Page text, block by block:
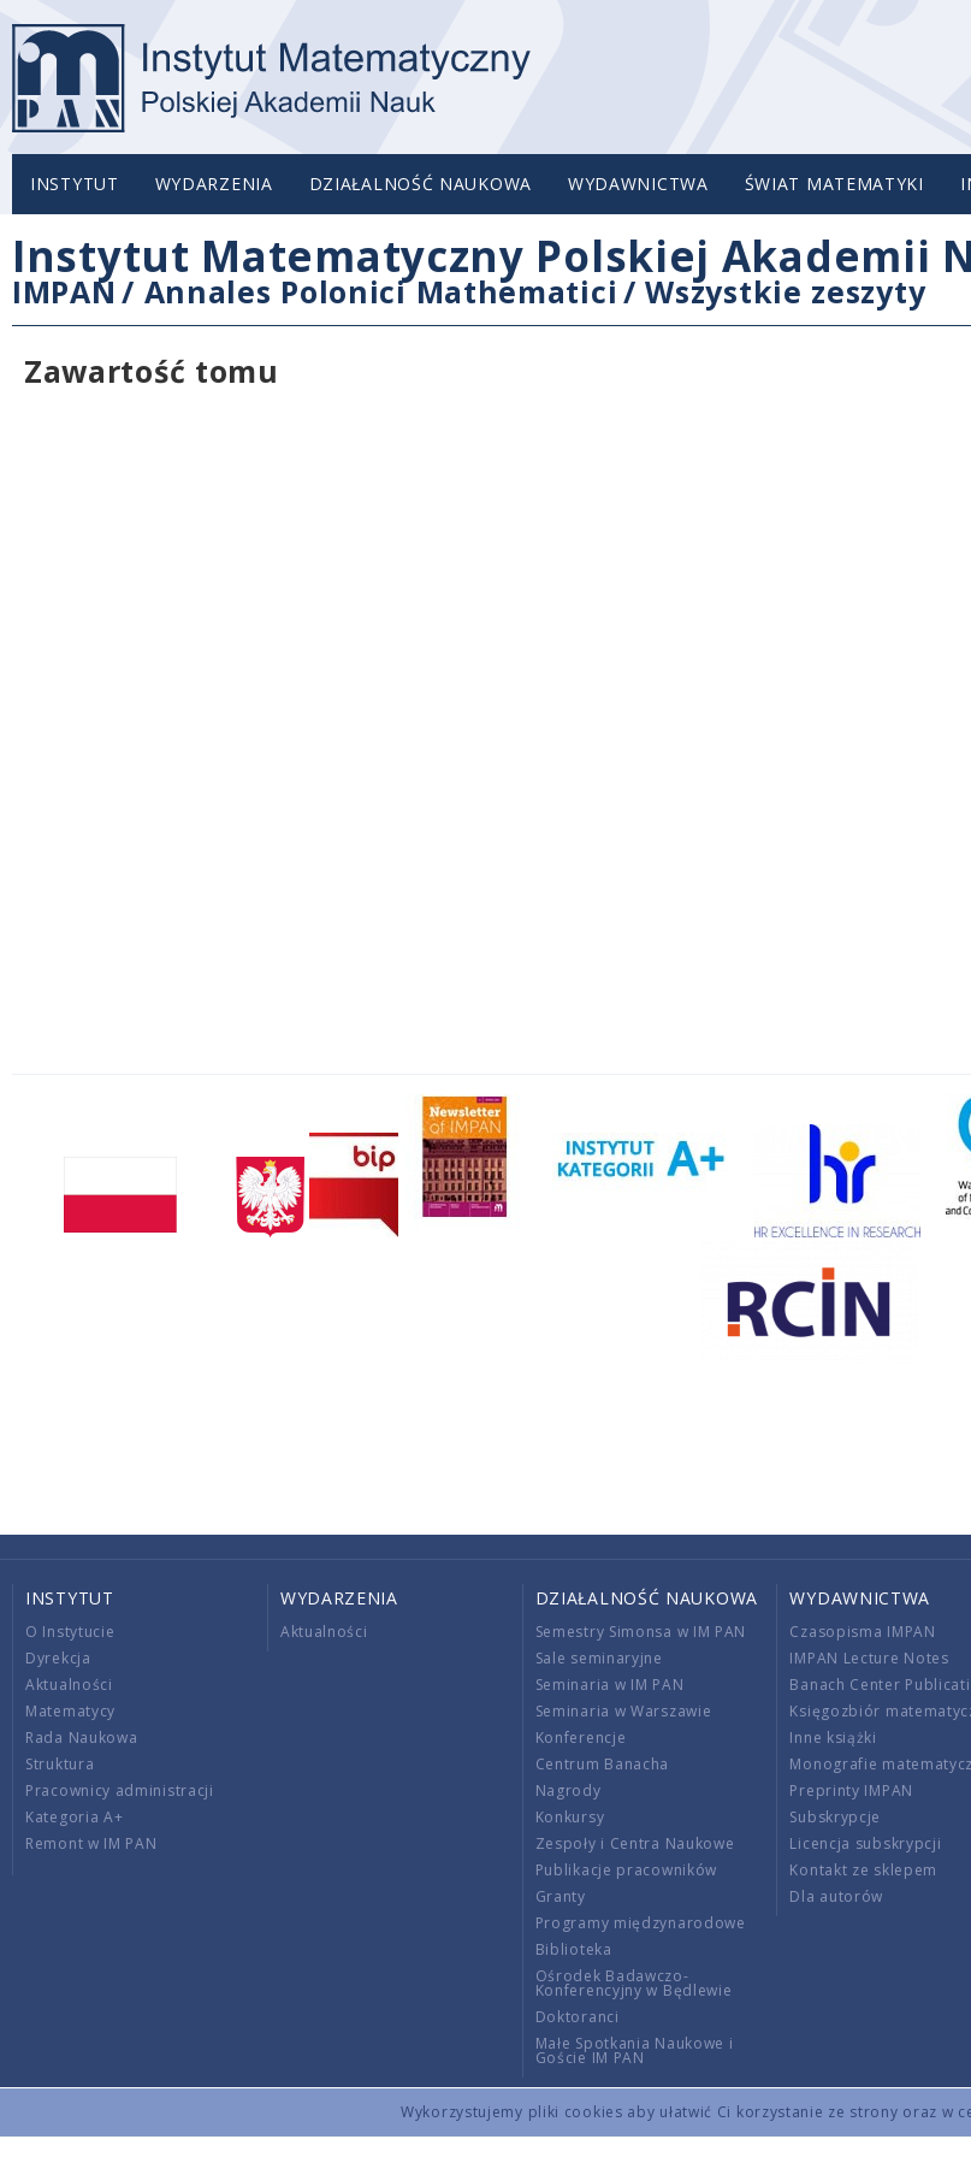
Wykorzystujemy pliki cookies aby ułatwić Ci korzystanie ze strony oraz w
INSTYTUT WYDARZENIA DZIAŁALNOŚĆ NAUKOWA WYDAWNICTWA ŚWIAT MATEMATYKI
Instytut Matematyczny Polskiej Akademii
IMPAN / Annales Polonici Mathematici /Wszystkie zeszyty
Zawartość tomu
INSTYTUT
O Instytucie
Dyrekcja
Aktualności
Matematycy
Rada Naukowa
Struktura
Pracownicy administracji
Kategoria A+
Remont w IM PAN
WYDARZENIA
Aktualności
DZIAŁALNOŚĆ NAUKOWA
Semestry Simonsa w IM PAN
Sale seminaryjne
Seminaria w IM PAN
Seminaria w Warszawie
Konferencje
Centrum Banacha
Nagrody
Konkursy
Zespoły i Centra Naukowe
Publikacje pracowników
Granty
Programy międzynarodowe
Biblioteka
Ośrodek Badawczo-
Konferencyjny w Będlewie
Doktoranci
Małe Spotkania Naukowe i
Goście IM PAN
WYDAWNICTWA
Czasopisma IMPAN
IMPAN Lecture Notes
Banach Center
Księgozbiór
Inne książki
Monografie
Preprinty IMPAN
Subskrypcje
Licencja subskrypcji
Kontakt ze sklepem
Dla autorów